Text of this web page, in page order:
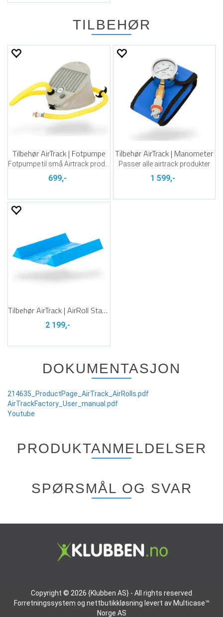
TILBEHØR
Tilbehør AirTrack | Fotpumpe
699,-
Tilbehør AirTrack | Manometer
Passer alle airtrack produkter
1 599,-
Tilbehør AirTrack | AirRoll Stabilizer
2 199,-
DOKUMENTASJON
214635_ProductPage_AirTrack_AirRolls.pdf
AirTrackFactory_User_manual.pdf
Youtube
PRODUKTANMELDELSER
SPØRSMÅL OG SVAR
Copyright © 2026 {Klubben AS} - All rights reserved
Forretningssystem og nettbutikkløsning levert avMulticase™
Norge AS